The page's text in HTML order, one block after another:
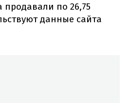
продавали по 26,75
данные сайта